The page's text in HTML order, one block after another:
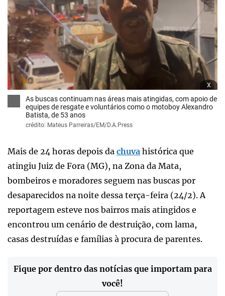
x
As buscas continuam nas áreas mais atingidas, com apoio de
equipes de resgate e voluntários como o motoboy Alexandro
Batista, de 53 anos
crédito: Mateus Parreiras/EM/D.A.Press
Mais de 24 horas depois da chuva histórica que
atingiu Juiz de Fora (MG), na Zona da Mata,
bombeiros e moradores seguem nas buscas por
desaparecidos na noite dessa terça-feira (24/2). A
reportagem esteve nos bairros mais atingidos e
encontrou um cenário de destruição, com lama,
casas destruídas e famílias à procura de parentes.
Fique por dentro das notícias que importam para
você!